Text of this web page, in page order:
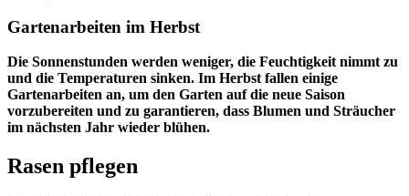
Gartenarbeiten im Herbst
Die Sonnenstunden werden weniger, die Feuchtigkeit nimmt zu
und die Temperaturen sinken. Im Herbst fallen einige
Gartenarbeiten an, um den Garten auf die neue Saison
vorzubereiten und zu garantieren, dass Blumen und Sträucher
im nächsten Jahr wieder blühen.
Rasen pflegen